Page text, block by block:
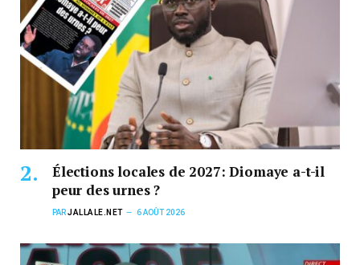
Élections locales de 2027: Diomaye a-t-il
peur des urnes ?
PARJALLALE.NET 6 AOÛT 2026